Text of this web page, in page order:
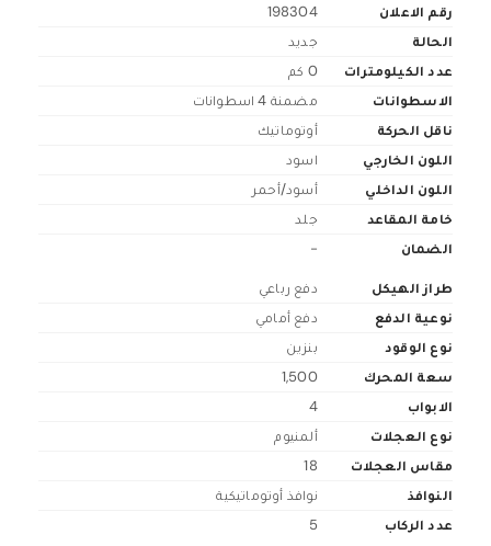
رقم الاعلان
198304
الحالة
جديد
عدد الكيلومترات
0 كم
الاسطوانات
مضمنة 4 اسطوانات
ناقل الحركة
أوتوماتيك
اللون الخارجي
اسود
اللون الداخلي
أسود/أحمر
خامة المقاعد
جلد
الضمان
-
طراز الهيكل
دفع رباعي
نوعية الدفع
دفع أمامي
نوع الوقود
بنزين
سعة المحرك
1,500
الابواب
4
نوع العجلات
ألمنيوم
مقاس العجلات
18
النوافذ
نوافذ أوتوماتيكية
عدد الركاب
5